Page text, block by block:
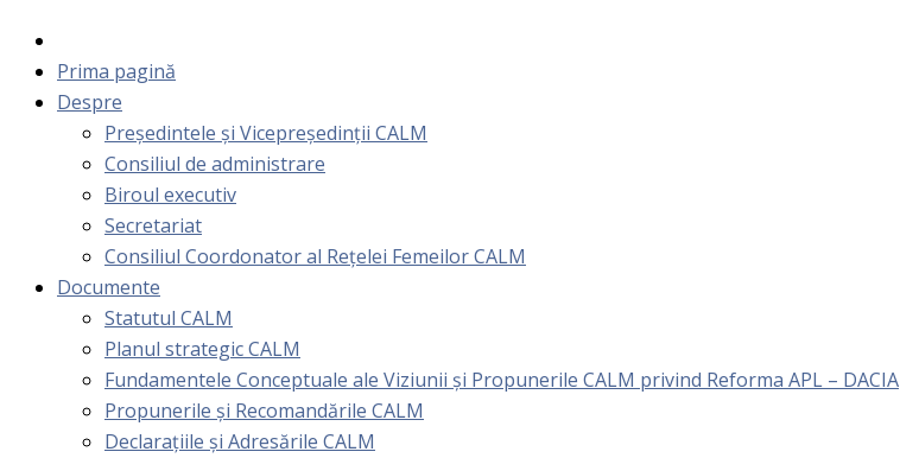
Prima pagină
Despre
Președintele și Vicepreședinții CALM
Consiliul de administrare
Biroul executiv
Secretariat
Consiliul Coordonator al Rețelei Femeilor CALM
Documente
Statutul CALM
Planul strategic CALM
Fundamentele Conceptuale ale Viziunii și Propunerile CALM privind Reforma APL – DACIA
Propunerile și Recomandările CALM
Declarațiile și Adresările CALM